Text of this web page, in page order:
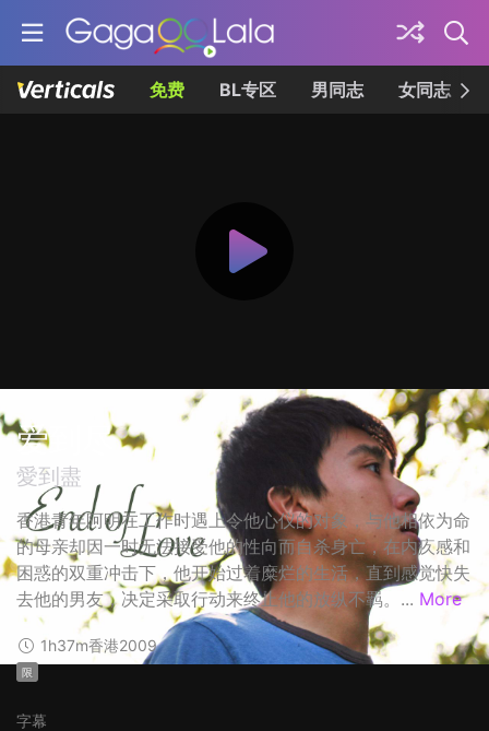
免费 BL专区 男同志 女同志
爱到尽
愛到盡
香港青年阿明在工作时遇上令他心仪的对象，与他相依为命
的母亲却因一时无法接受他的性向而自杀身亡，在内疚感和
困惑的双重冲击下，他开始过着糜烂的生活，直到感觉快失
去他的男友，决定采取行动来终止他的放纵不羁。... More
1h37m香港2009
限
字幕